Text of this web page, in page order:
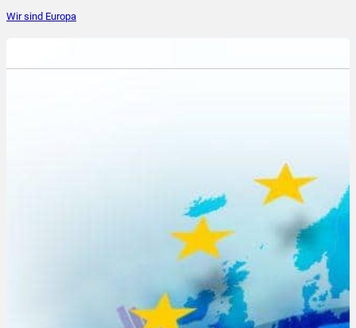
Wir sind Europa